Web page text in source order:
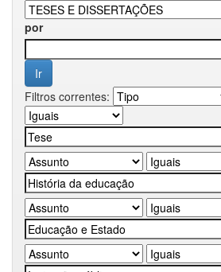
por
Filtros correntes: